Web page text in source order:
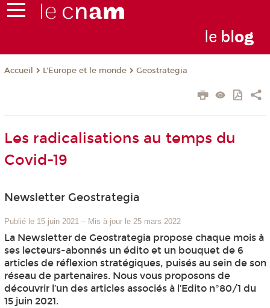
le blog
Accueil L'Europe et le monde Geostrategia
Les radicalisations au temps du
Covid-19
Newsletter Geostrategia
Publié le 15 juin 2021 – Mis à jour le 25 mars 2022
La Newsletter de Geostrategia propose chaque mois à
ses lecteurs-abonnés un édito et un bouquet de 6
articles de réflexion stratégiques, puisés au sein de son
réseau de partenaires. Nous vous proposons de
découvrir l’un des articles associés à l’Edito n°80/1 du
15 juin 2021.